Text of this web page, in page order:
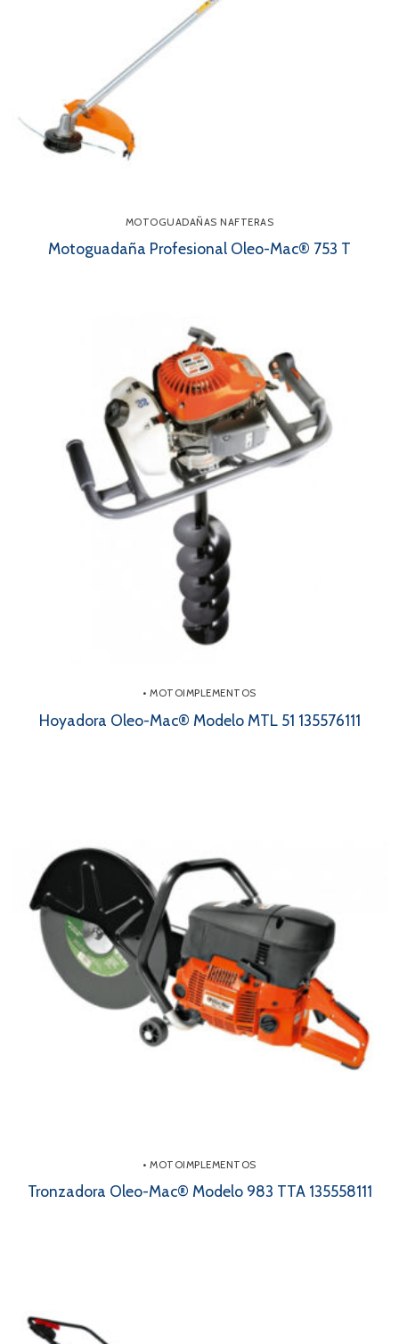
MOTOGUADAÑAS NAFTERAS
Motoguadaña Profesional Oleo-Mac® 753 T
• MOTOIMPLEMENTOS
Hoyadora Oleo-Mac® Modelo MTL 51 135576111
• MOTOIMPLEMENTOS
Tronzadora Oleo-Mac® Modelo 983 TTA 135558111